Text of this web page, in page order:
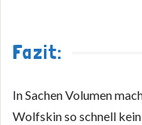
Fazit:
In Sachen Volumen
Wolfskin so schnell